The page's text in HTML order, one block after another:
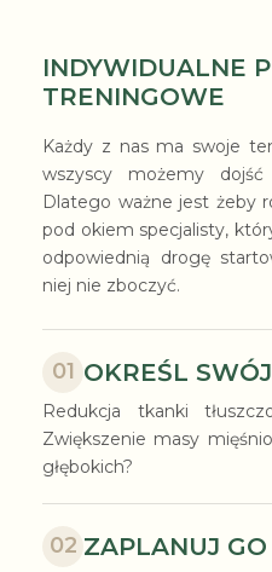
INDYWIDUALNE
TRENINGOWE
Każdy z nas ma swoje
wszyscy możemy
Dlatego ważne jest żeby
pod okiem specjalisty,
odpowiednią drogę
niej nie zboczyć.
01 OKREŚL
Redukcja tkanki
Zwiększenie masy
głębokich?
02 ZAPLANUJ GO